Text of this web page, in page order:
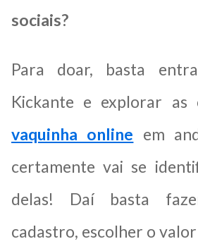
sociais?
Para doar, basta
Kickante e explorar as
vaquinha online em
certamente vai se
delas! Daí basta
cadastro, escolher o valor